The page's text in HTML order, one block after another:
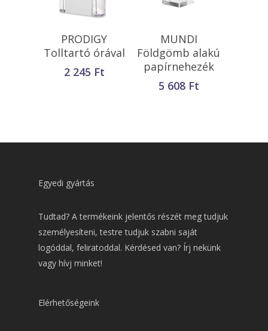
Kosárba
Teszem
PRODIGY
Tolltartó órával
2 245 Ft
Kosárba
Teszem
MUNDI
Földgömb alakú
papírnehezék
5 608 Ft
Egyedi gyártás
Tudtad? A termékeink jelentős részét meg tudjuk
személyesíteni, testre tudjuk szabni saját
logóddal, feliratoddal. Kérdésed van? Írj nekünk
vagy hívj minket!
Elérhetőségeink